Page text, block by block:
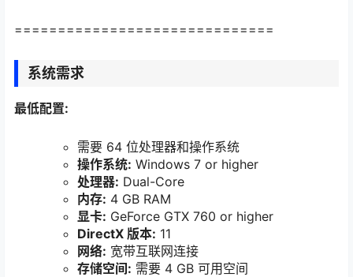
==============================
系统需求
最低配置:
需要 64 位处理器和操作系统
操作系统: Windows 7 or higher
处理器: Dual-Core
内存: 4 GB RAM
显卡: GeForce GTX 760 or higher
DirectX 版本: 11
网络: 宽带互联网连接
存储空间: 需要 4 GB 可用空间